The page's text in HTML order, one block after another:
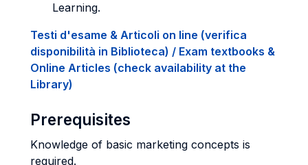
Learning.
Testi d'esame & Articoli on line (verifica
disponibilità in Biblioteca) / Exam textbooks &
Online Articles (check availability at the
Library)
Prerequisites
Knowledge of basic marketing concepts is
required.